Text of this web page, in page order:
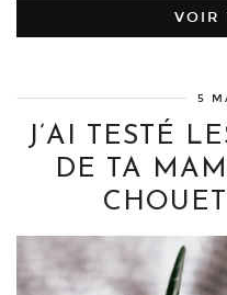
VOIR
5
J’AI TESTÉ
DE TA